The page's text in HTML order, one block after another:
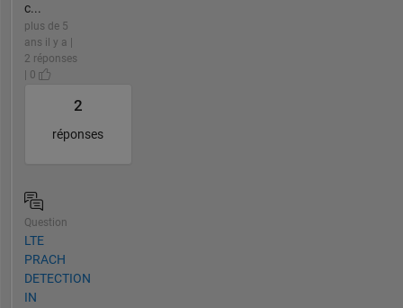
c...
plus de 5
ans il y a |
2 réponses
| 0
2
réponses
Question
LTE
PRACH
DETECTION
IN